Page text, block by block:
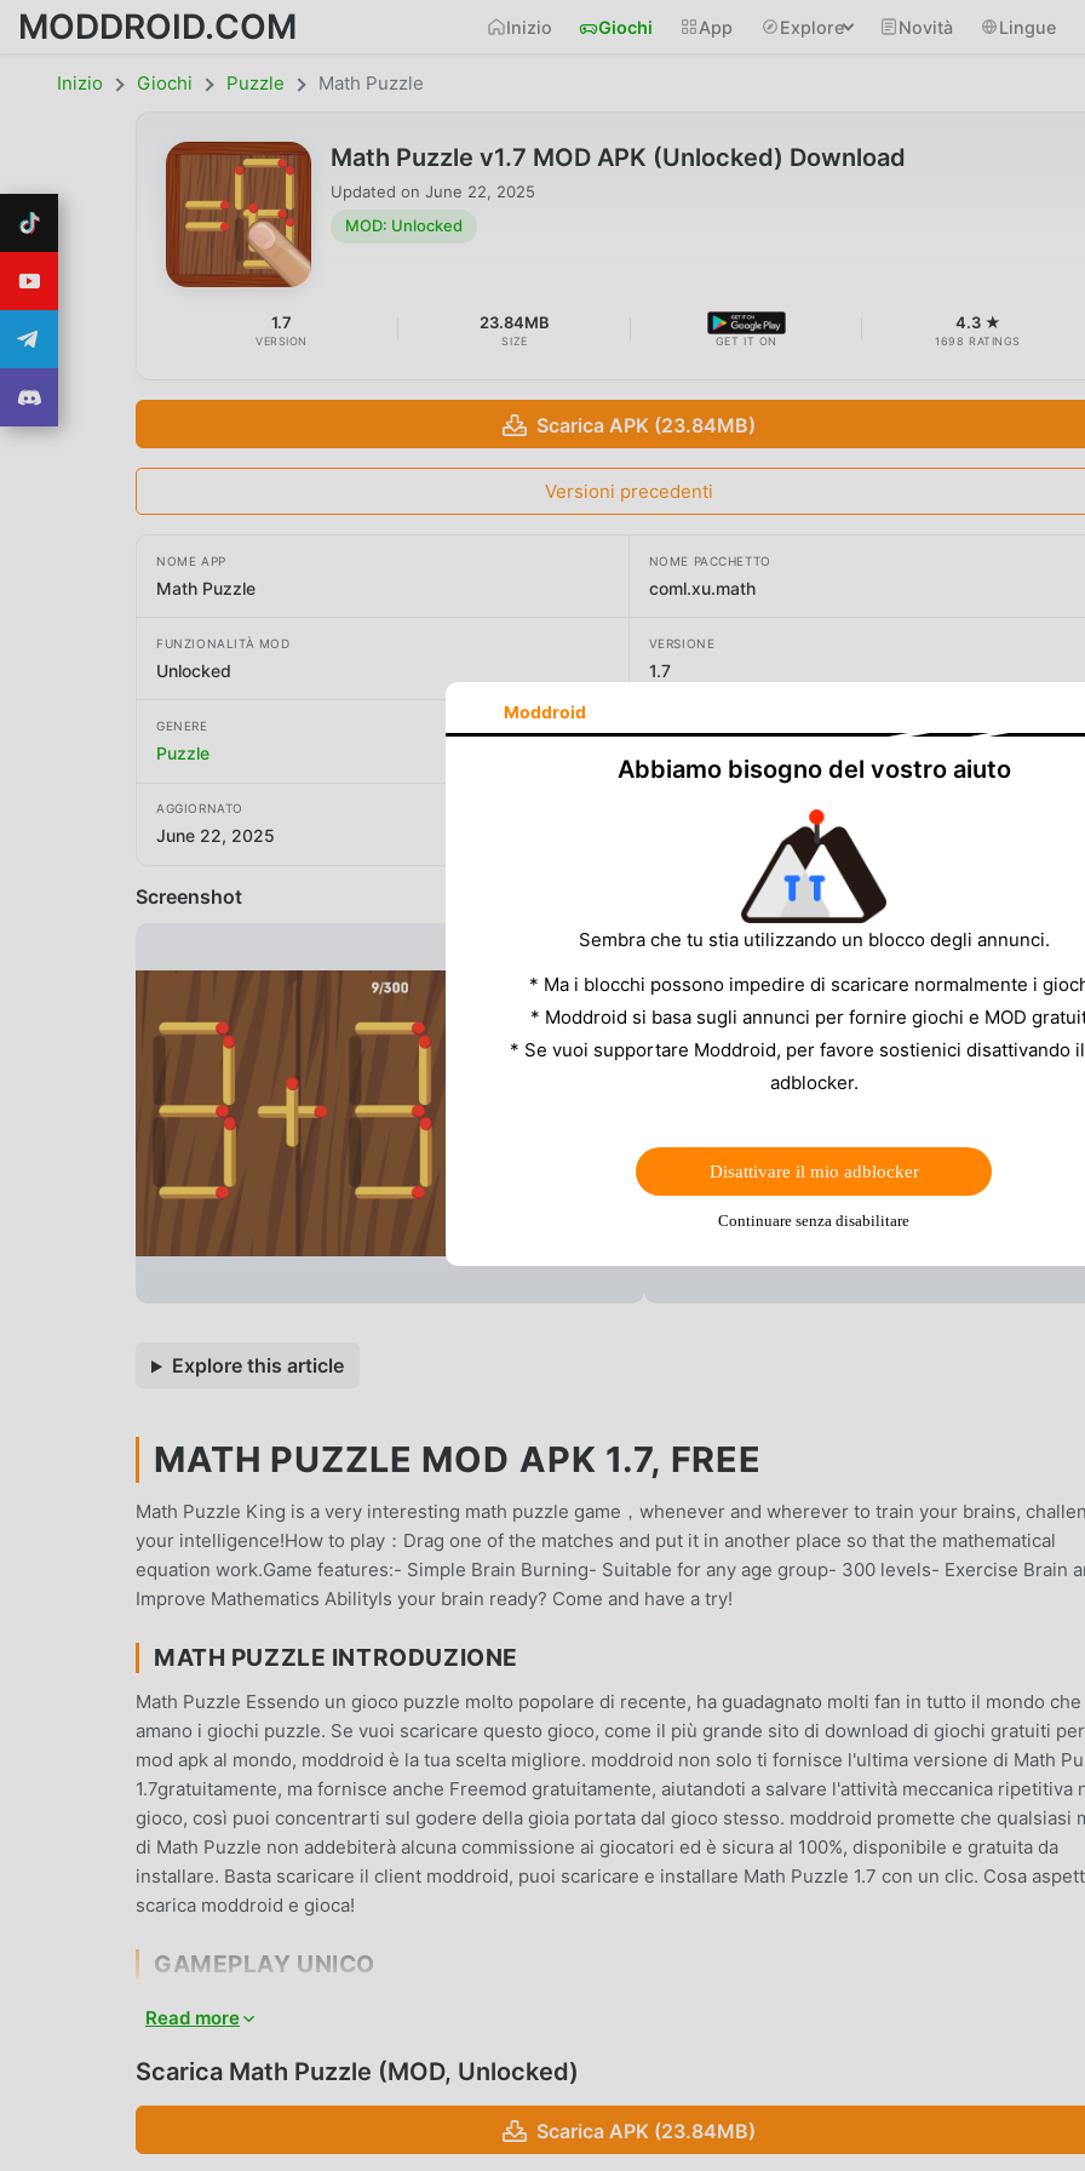
MODDROID.COM Inizio Giochi App Explore Novità Lingue
Inizio Giochi Puzzle Math Puzzle
Math Puzzle v1.7 MOD APK (Unlocked) Download
Updated on June 22, 2025
MOD: Unlocked
1.7
VERSION
23.84MB
SIZE GET IT ON
4.3 ★
1698 RATINGS
Scarica APK (23.84MB)
Versioni precedenti
NOME APP
Math Puzzle
NOME PACCHETTO
coml.xu.math
FUNZIONALITÀ MOD
Unlocked
VERSIONE
1.7
GENERE
Puzzle
AGGIORNATO
June 22, 2025
Screenshot
Explore this article
MATH PUZZLE MOD APK 1.7, FREE
Math Puzzle King is a very interesting math puzzle game，whenever and wherever to train your brains,
your intelligence!How to play：Drag one of the matches and put it in another place so that the mathematical
equation work.Game features:- Simple Brain Burning- Suitable for any age group- 300 levels- Exercise Brain
Improve Mathematics AbilityIs your brain ready? Come and have a try!
MATH PUZZLE INTRODUZIONE
Math Puzzle Essendo un gioco puzzle molto popolare di recente, ha guadagnato molti fan in tutto il mondo che
amano i giochi puzzle. Se vuoi scaricare questo gioco, come il più grande sito di download di giochi gratuiti per
mod apk al mondo, moddroid è la tua scelta migliore. moddroid non solo ti fornisce l'ultima versione di Math
1.7gratuitamente, ma fornisce anche Freemod gratuitamente, aiutandoti a salvare l'attività meccanica ripetitiva
gioco, così puoi concentrarti sul godere della gioia portata dal gioco stesso. moddroid promette che qualsiasi
di Math Puzzle non addebiterà alcuna commissione ai giocatori ed è sicura al 100%, disponibile e gratuita da
installare. Basta scaricare il client moddroid, puoi scaricare e installare Math Puzzle 1.7 con un clic. Cosa
scarica moddroid e gioca!
GAMEPLAY UNICO
Math Puzzle Essendo un popolare gioco puzzle, il suo gameplay unico lo ha aiutato a conquistare un gran
principianti, così puoi facilmente avviare l'intero gioco e goderti la gioia offerta dai classici giochi puzzle Math
consentendoti di comunicare e condividere con tutti gli amanti dei giochi puzzle in tutto il mondo, cosa stai
aspettando, unisciti a moddroid e goditi il puzzle gioco con tutti i partner globali felici
Read more
Scarica Math Puzzle (MOD, Unlocked)
Scarica APK (23.84MB)
Moddroid
Abbiamo bisogno del vostro aiuto
Sembra che tu stia utilizzando un blocco degli annunci.
* Ma i blocchi possono impedire di scaricare normalmente i
* Moddroid si basa sugli annunci per fornire giochi e MOD
* Se vuoi supportare Moddroid, per favore sostienici disattivando
adblocker.
Disattivare il mio adblocker
Continuare senza disabilitare